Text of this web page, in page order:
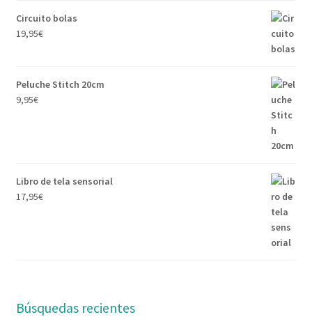
Circuito bolas
19,95€
Peluche Stitch 20cm
9,95€
Libro de tela sensorial
17,95€
Búsquedas recientes